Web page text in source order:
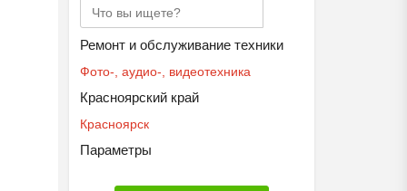
Ремонт и обслуживание техники
Фото-, аудио-, видеотехника
Красноярский край
Красноярск
Параметры